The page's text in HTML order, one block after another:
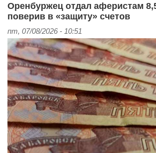
Оренбуржец отдал аферистам
поверив в «защиту» счетов
пт, 07/08/2026 - 10:51